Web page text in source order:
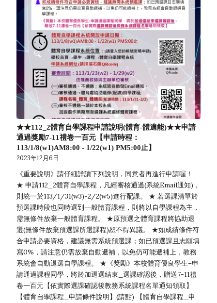
★★112_2體育自學課程申請說明(體育-體適能)★★申請
通過獎勵7-11禮卷一百元【申請時程：
113/1/8(w1)AM8:00 - 1/22(w1) PM5:00止】
2023年12月6日
《重要說明》請仔細詳讀下列說明，同意者再進行申請喔！
★ 申請112_2體育自學課程，凡經審核通過(系統Email通知)，
則統一於113/1/31(w3)-2/2(w5)進行配課。 ★ 若選課清單於
預選課時段也同時選到一般體育課程，則將以自學課程為主，
需無條件放棄一般體育課程。 ★原預選之體育課程將協助退
選(無條件放棄預選課所選課程)恕不得異議。 ★如成績條件符
合申請必要資格，建議無需系統預選課；如已預選課且志願填
寫0%，請注意仍需放棄自動遞補，以免仍可能遞補上，教務
系統會自動退選自學課程。 ★《獎勵》本校體育優良學生–申
請通過課程同學，將於加退選結束_選課確認後，贈送7-11禮
卷一百元【依實際選課確認後教務系統課程名單通知領取】
【體育自學課程_申請條件說明】(請點) 【體育自學課程_申